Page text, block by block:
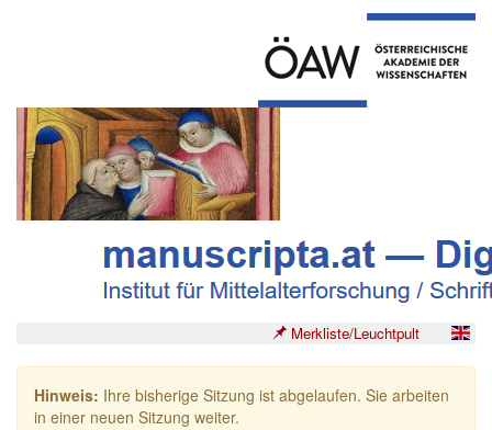
Merkliste/Leuchtpult
Hinweis: Ihre bisherige Sitzung ist abgelaufen. Sie arbeiten
in einer neuen Sitzung weiter.